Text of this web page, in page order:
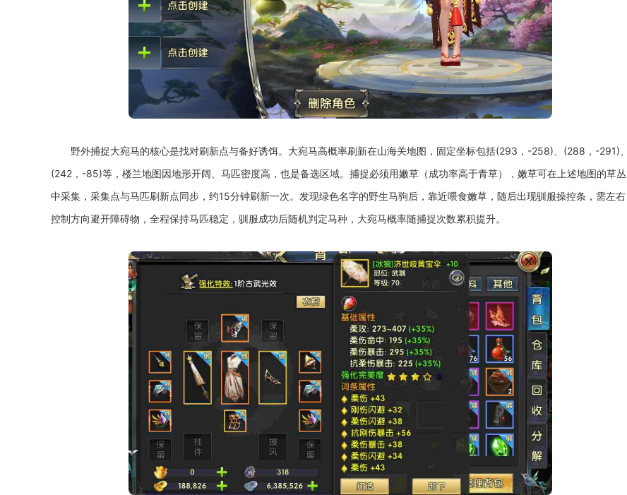
野外捕捉大宛马的核心是找对刷新点与备好诱饵。大宛马高概率刷新在山海关地图，固定坐标包括(293，-258)、(288，-291)、
(242，-85)等，楼兰地图因地形开阔、马匹密度高，也是备选区域。捕捉必须用嫩草（成功率高于青草），嫩草可在上述地图的草丛
中采集，采集点与马匹刷新点同步，约15分钟刷新一次。发现绿色名字的野生马驹后，靠近喂食嫩草，随后出现驯服操控条，需左右
控制方向避开障碍物，全程保持马匹稳定，驯服成功后随机判定马种，大宛马概率随捕捉次数累积提升。